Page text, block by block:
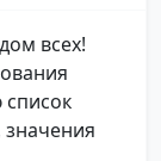
всех!